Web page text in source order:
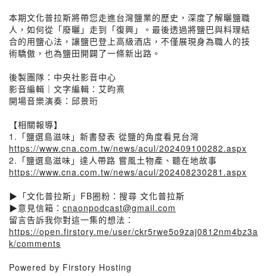
本期文化普拉斯將帶您走進台灣鹽業的歷史，深度了解曬鹽職
人，如何從「廢曬」走到「復興」。最後透過將鹽巴與料理結
合的用鹽心法，讓鹽巴登上高級酒店，不僅展現身為職人的技
術驕傲，也為鹽田開闢了一條新出路。
後製團隊：中央社影音中心
影音編輯｜文字編輯：艾昀熹
開場音樂演奏：邱景珩
【相關報導】
1.「鹽選島滋味」新書發表 從鹽的角度看見台灣
https://www.cna.com.tw/news/acul/202409100282.aspx
2.「鹽選島滋味」達人帶路 嘗風土物產、聽在地故事
https://www.cna.com.tw/news/acul/202408230281.aspx
▶「文化普拉斯」FB圈粉：搜尋 文化普拉斯
▶意見信箱： cnaonpodcast@gmail.com
留言告訴我你對這一集的想法：
https://open.firstory.me/user/ckr5rwe5o9zaj0812nm4bz3a
k/comments
Powered by Firstory Hosting